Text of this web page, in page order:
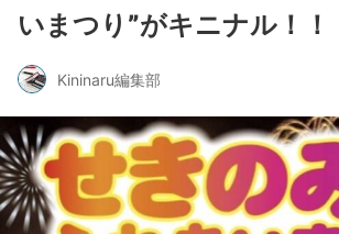
いまつり”がキニナル！！
Kininaru編集部